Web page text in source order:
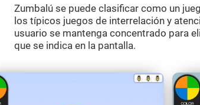
Zumbalú se puede clasificar como un
los típicos juegos de interrelación y
usuario se mantenga concentrado para
que se indica en la pantalla.